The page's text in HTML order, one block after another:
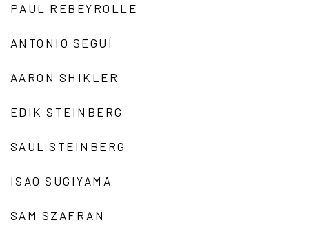
PAUL REBEYROLLE
ANTONIO SEGUÍ
AARON SHIKLER
EDIK STEINBERG
SAUL STEINBERG
ISAO SUGIYAMA
SAM SZAFRAN